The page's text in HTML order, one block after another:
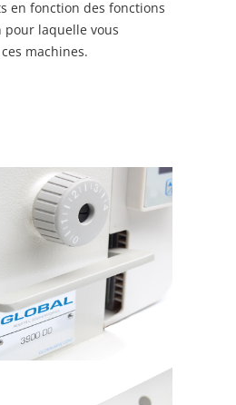
en fonction des fonctions
laquelle vous
machines.